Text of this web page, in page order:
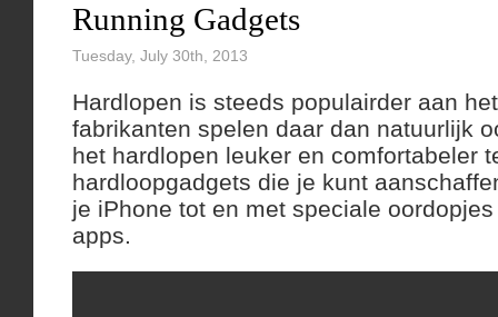
Running Gadgets
Tuesday, July 30th, 2013
Hardlopen is steeds populairder aan
fabrikanten spelen daar dan natuurlijk
het hardlopen leuker en comfortabeler
hardloopgadgets die je kunt
je iPhone tot en met speciale
apps.